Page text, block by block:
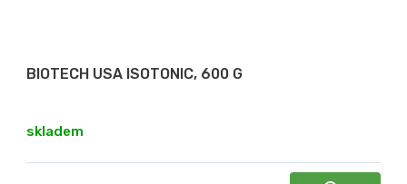
BIOTECH USA ISOTONIC, 600 G
skladem